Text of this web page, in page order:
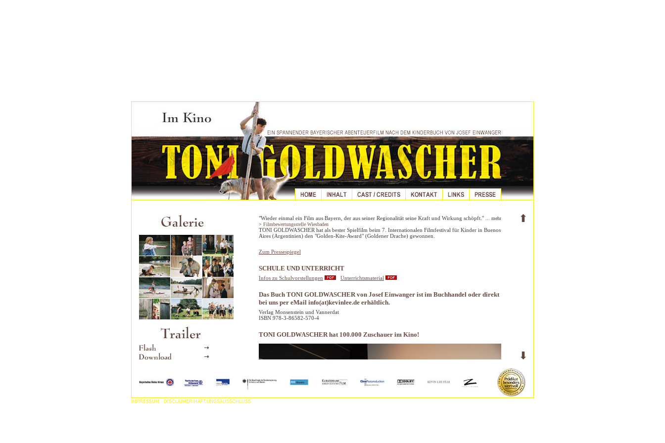
"Wieder einmal ein Film aus Bayern, der aus seiner Regionalität seine Kraft und Wirkung schöpft."
... mehr
> Filmbewertungsstelle Wiesbaden
TONI GOLDWASCHER hat als bester Spielfilm beim 7. Internationalen Filmfestival für Kinder in Buenos
Aires (Argentinien) den "Golden-Kite-Award" (Goldener Drache) gewonnen.
Zum Pressespiegel
SCHULE UND UNTERRICHT
Infos zu Schulvorstellungen Unterrichtsmaterial
Das Buch TONI GOLDWASCHER von Josef Einwanger ist im Buchhandel oder direkt
bei uns per eMail info(at)kevinlee.de erhältlich.
Verlag Monsenstein und Vannerdat
ISBN 978-3-86582-570-4
TONI GOLDWASCHER hat 100.000 Zuschauer im Kino!
IMPRESSUM DISCLAIMER/HAFTUNGSAUSSCHLUSS